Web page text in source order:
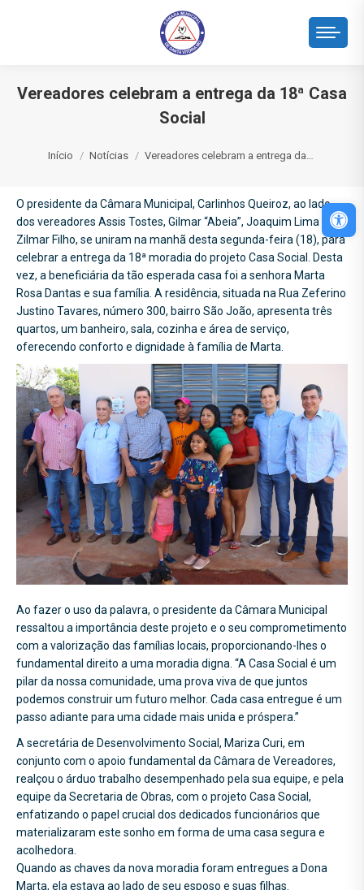
Vereadores celebram a entrega da 18ª Casa
Social
Início Notícias Vereadores celebram a entrega da…
O presidente da Câmara Municipal, Carlinhos Queiroz, ao lado
dos vereadores Assis Tostes, Gilmar “Abeia”, Joaquim Lima e
Zilmar Filho, se uniram na manhã desta segunda-feira (18), para
celebrar a entrega da 18ª moradia do projeto Casa Social. Desta
vez, a beneficiária da tão esperada casa foi a senhora Marta
Rosa Dantas e sua família. A residência, situada na Rua Zeferino
Justino Tavares, número 300, bairro São João, apresenta três
quartos, um banheiro, sala, cozinha e área de serviço,
oferecendo conforto e dignidade à família de Marta.
Ao fazer o uso da palavra, o presidente da Câmara Municipal
ressaltou a importância deste projeto e o seu comprometimento
com a valorização das famílias locais, proporcionando-lhes o
fundamental direito a uma moradia digna. “A Casa Social é um
pilar da nossa comunidade, uma prova viva de que juntos
podemos construir um futuro melhor. Cada casa entregue é um
passo adiante para uma cidade mais unida e próspera.”
A secretária de Desenvolvimento Social, Mariza Curi, em
conjunto com o apoio fundamental da Câmara de Vereadores,
realçou o árduo trabalho desempenhado pela sua equipe, e pela
equipe da Secretaria de Obras, com o projeto Casa Social,
enfatizando o papel crucial dos dedicados funcionários que
materializaram este sonho em forma de uma casa segura e
acolhedora.
Quando as chaves da nova moradia foram entregues a Dona
Marta, ela estava ao lado de seu esposo e suas filhas.